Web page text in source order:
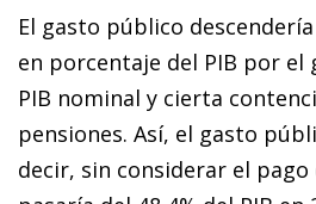
El gasto público
en porcentaje del PIB por el
PIB nominal y cierta
pensiones. Así, el gasto
decir, sin considerar el pago